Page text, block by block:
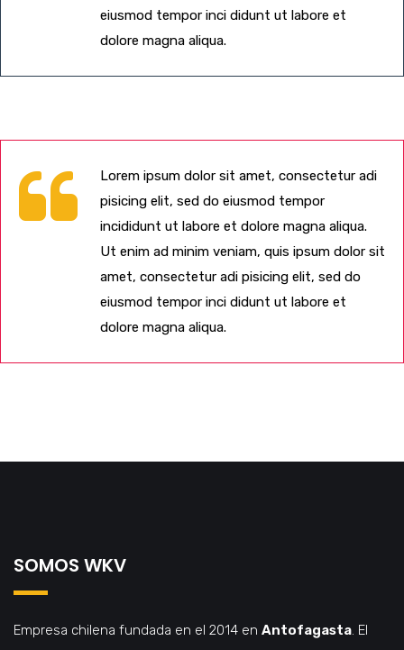
eiusmod tempor inci didunt ut labore et
dolore magna aliqua.
Lorem ipsum dolor sit amet, consectetur adi
pisicing elit, sed do eiusmod tempor
incididunt ut labore et dolore magna aliqua.
Ut enim ad minim veniam, quis ipsum dolor sit
amet, consectetur adi pisicing elit, sed do
eiusmod tempor inci didunt ut labore et
dolore magna aliqua.
SOMOS WKV
Empresa chilena fundada en el 2014 en Antofagasta. El